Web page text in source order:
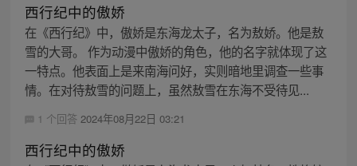
西行纪中的傲娇
在《西行纪》中，傲娇是东海龙太子，名为敖娇。他是敖
雪的大哥。 作为动漫中傲娇的角色，他的名字就体现了这
一特点。他表面上是来南海问好，实则暗地里调查一些事
情。在对待敖雪的问题上，虽然敖雪在东海不受待见...
1 个回答 2024年08月22日 03:21
西行纪中的傲娇